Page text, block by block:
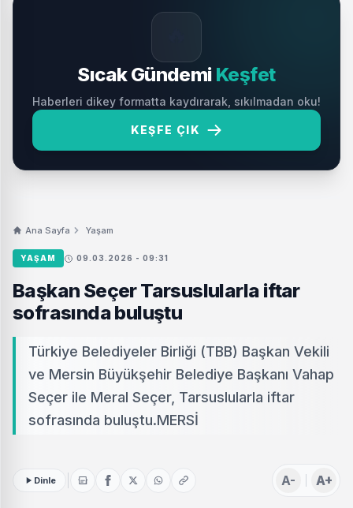
Sıcak Gündemi Keşfet
Haberleri dikey formatta kaydırarak, sıkılmadan oku!
KEŞFE ÇIK
Ana Sayfa Yaşam
YAŞAM 09.03.2026 - 09:31
Başkan Seçer Tarsuslularla iftar
sofrasında buluştu
Türkiye Belediyeler Birliği (TBB) Başkan Vekili
ve Mersin Büyükşehir Belediye Başkanı Vahap
Seçer ile Meral Seçer, Tarsuslularla iftar
sofrasında buluştu.MERSİ
Dinle A- A+